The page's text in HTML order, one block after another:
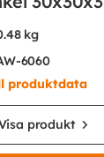
kg
6060
produktdata
produkt